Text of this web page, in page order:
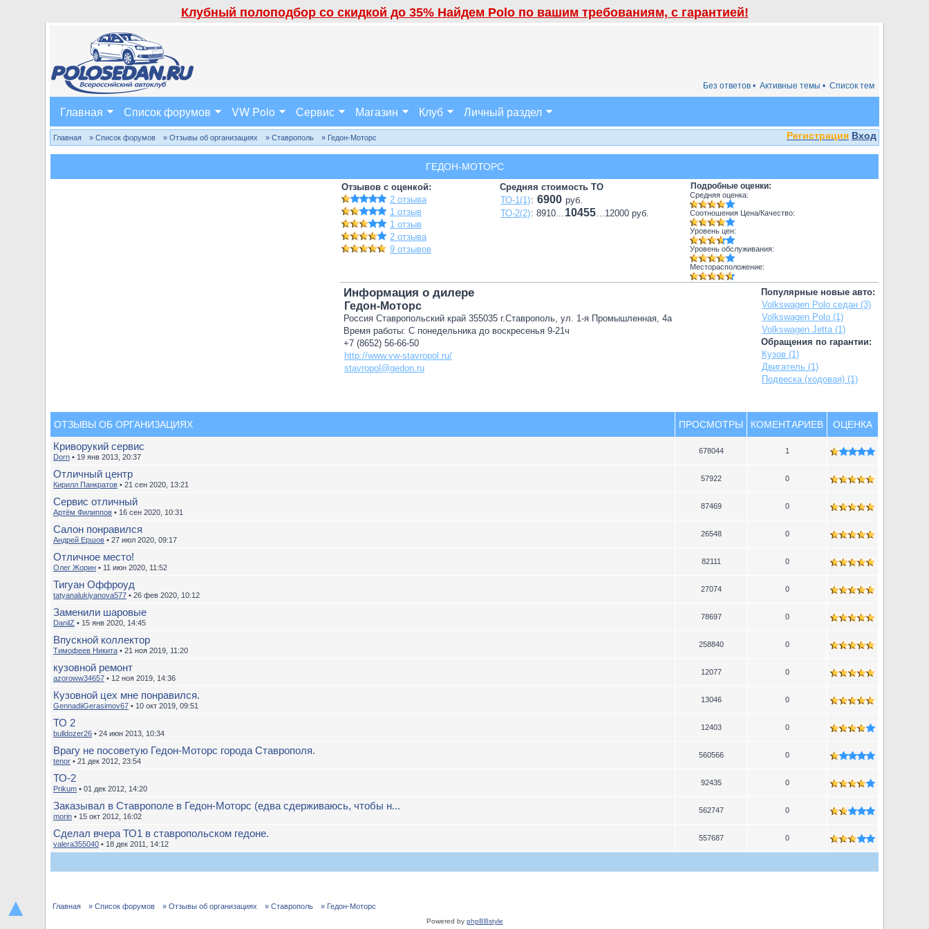
▲
Клубный полоподбор со скидкой до 35% Найдем Polo по вашим требованиям, с гарантией!
Список тем
Активные темы •
Без ответов •
Главная Список форумов VW Polo Сервис Магазин Клуб Личный раздел
Регистрация Вход
Главная » Список форумов » Отзывы об организациях » Ставрополь » Гедон-Моторс
ГЕДОН-МОТОРС
Отзывов с оценкой:
2 отзыва
1 отзыв
1 отзыв
2 отзыва
9 отзывов
Средняя стоимость ТО
ТО-1(1): 6900 руб.
ТО-2(2): 8910... 10455...12000 руб.
Подробные оценки:
Средняя оценка:
Соотношения Цена/Качество:
Уровень цен:
Уровень обслуживания:
Месторасположение:
Популярные новые авто:
Volkswagen Polo седан (3)
Volkswagen Polo (1)
Volkswagen Jetta (1)
Обращения по гарантии:
Кузов (1)
Двигатель (1)
Подвеска (ходовая) (1)
Информация о дилере
Гедон-Моторс
Россия Ставропольский край 355035 г.Ставрополь, ул. 1-я Промышленная, 4а
Время работы: С понедельника до воскресенья 9-21ч
+7 (8652) 56-66-50
http://www.vw-stavropol.ru/
stavropol@gedon.ru
ОТЗЫВЫ ОБ ОРГАНИЗАЦИЯХ ПРОСМОТРЫ КОМЕНТАРИЕВ ОЦЕНКА
Криворукий сервис
Dorn • 19 янв 2013, 20:37
678044 1
Отличный центр
Кирилл Панкратов • 21 сен 2020, 13:21
57922 0
Сервис отличный
Артём Филиппов • 16 сен 2020, 10:31
87469 0
Салон понравился
Андрей Ершов • 27 июл 2020, 09:17
26548 0
Отличное место!
Олег Жорин • 11 июн 2020, 11:52
82111 0
Тигуан Оффроуд
tatyanalukiyanova577 • 26 фев 2020, 10:12
27074 0
Заменили шаровые
DanilZ • 15 янв 2020, 14:45
78697 0
Впускной коллектор
Тимофеев Никита • 21 ноя 2019, 11:20
258840 0
кузовной ремонт
azoroww34657 • 12 ноя 2019, 14:36
12077 0
Кузовной цех мне понравился.
GennadiiGerasimov67 • 10 окт 2019, 09:51
13046 0
ТО 2
bulldozer26 • 24 июн 2013, 10:34
12403 0
Врагу не посоветую Гедон-Моторс города Ставрополя.
tenor • 21 дек 2012, 23:54
560566 0
ТО-2
Prikum • 01 дек 2012, 14:20
92435 0
Заказывал в Ставрополе в Гедон-Моторс (едва сдерживаюсь, чтобы н...
morin • 15 окт 2012, 16:02
562747 0
Сделал вчера ТО1 в ставропольском гедоне.
valera355040 • 18 дек 2011, 14:12
557687 0
Главная » Список форумов » Отзывы об организациях » Ставрополь » Гедон-Моторс
Powered by phpBBstyle